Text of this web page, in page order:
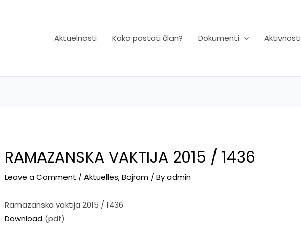
Aktuelnosti Kako postati član? Dokumenti Aktivnosti
RAMAZANSKA VAKTIJA 2015 / 1436
Leave a Comment /Aktuelles,Bajram / Byadmin
Ramazanska vaktija 2015 / 1436
Download (pdf)